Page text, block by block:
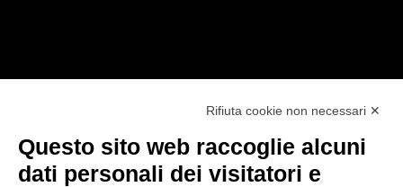
Facebook Linkedin
Rifiuta cookie non necessari ✕
Questo sito web raccoglie alcuni
dati personali dei visitatori e